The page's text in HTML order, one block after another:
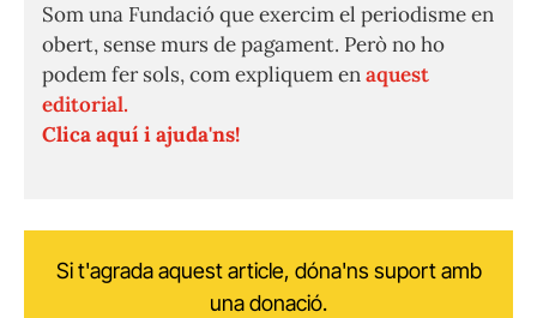
Som una Fundació que exercim el periodisme en
obert, sense murs de pagament. Però no ho
podem fer sols, com expliquem enaquest
editorial.
Clica aquí i ajuda'ns!
Si t'agrada aquest article, dóna'ns suport amb
una donació.